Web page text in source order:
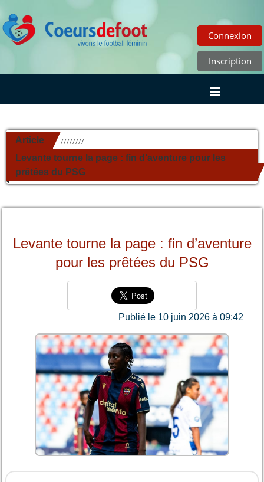
Connexion
Inscription
Article //////////
Levante tourne la page : fin d’aventure pour les
prêtées du PSG
Levante tourne la page : fin d’aventure
pour les prêtées du PSG
Publié le 10 juin 2026 à 09:42